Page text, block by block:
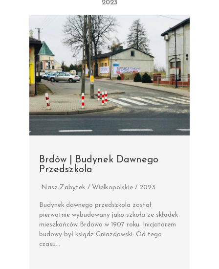
2023
Brdów | Budynek Dawnego
Przedszkola
Nasz Zabytek / Wielkopolskie / 2023
Budynek dawnego przedszkola został
pierwotnie wybudowany jako szkoła ze składek
mieszkańców Brdowa w 1907 roku. Inicjatorem
budowy był ksiądz Gniazdowski. Od tego
czasu…